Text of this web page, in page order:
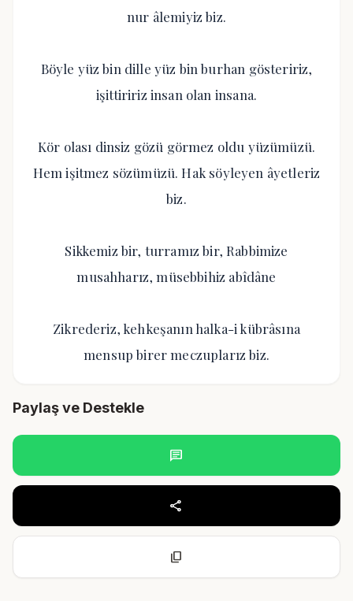
nur âlemiyiz biz.
Böyle yüz bin dille yüz bin burhan gösteririz,
işittiririz insan olan insana.
Kör olası dinsiz gözü görmez oldu yüzümüzü.
Hem işitmez sözümüzü. Hak söyleyen âyetleriz
biz.
Sikkemiz bir, turramız bir, Rabbimize
musahharız, müsebbihiz abîdâne
Zikrederiz, kehkeşanın halka-i kübrâsına
mensup birer meczuplarız biz.
Paylaş ve Destekle
chat
share
content_copy